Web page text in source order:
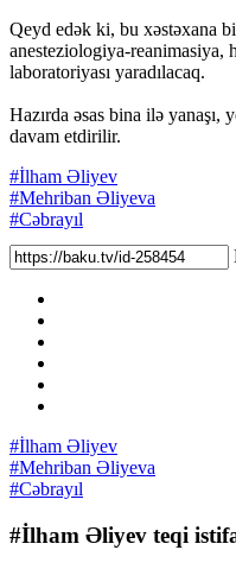
Qeyd edək ki, bu xəstəxana
anesteziologiya-
laboratoriyası yaradılacaq.
Hazırda əsas bina ilə
davam etdirilir.
#İlham Əliyev
#Mehriban Əliyeva
#Cəbrayıl
#İlham Əliyev
#Mehriban Əliyeva
#Cəbrayıl
#İlham Əliyev teqi